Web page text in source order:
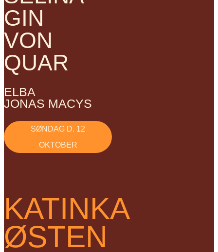
GIN
VON
QUAR
ELBA
JONAS MACYS
SØNDAG D. 12
OKTOBER
KATINKA
ØSTEN